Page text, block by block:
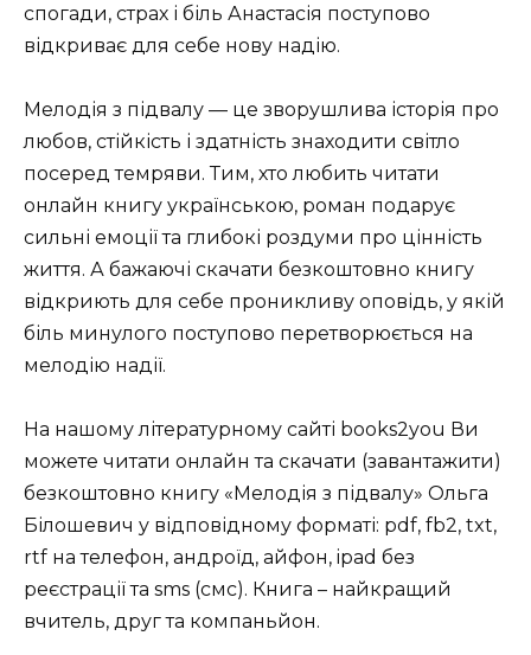
спогади, страх і біль Анастасія поступово
відкриває для себе нову надію.
Мелодія з підвалу — це зворушлива історія про
любов, стійкість і здатність знаходити світло
посеред темряви. Тим, хто любить читати
онлайн книгу українською, роман подарує
сильні емоції та глибокі роздуми про цінність
життя. А бажаючі скачати безкоштовно книгу
відкриють для себе проникливу оповідь, у якій
біль минулого поступово перетворюється на
мелодію надії.
На нашому літературному сайті books2you Ви
можете читати онлайн та скачати (завантажити)
безкоштовно книгу «Мелодія з підвалу» Ольга
Білошевич у відповідному форматі: pdf, fb2, txt,
rtf на телефон, андроїд, айфон, ipad без
реєстрації та sms (смс). Книга – найкращий
вчитель, друг та компаньйон.